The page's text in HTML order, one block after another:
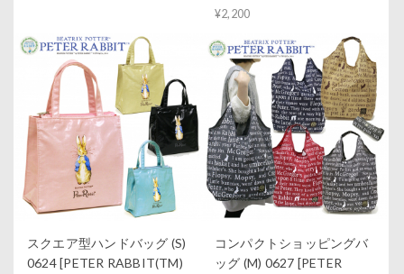
¥2,200
スクエア型ハンドバッグ (S)
0624 [PETER RABBIT(TM)
コンパクトショッピングバ
ッグ (M) 0627 [PETER